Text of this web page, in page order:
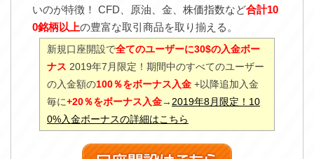
いのが特徴！ CFD、原油、金、株価指数など合計10
0銘柄以上の豊富な取引商品を取り揃える。
新規口座開設で全てのユーザーに30$の入金ボー
ナス 2019年7月限定！期間中のすべてのユーザー
の入金額の100％をボーナス入金 +以降追加入金
毎に+20％をボーナス入金→ 2019年8月限定！10
0%入金ボーナスの詳細はこちら